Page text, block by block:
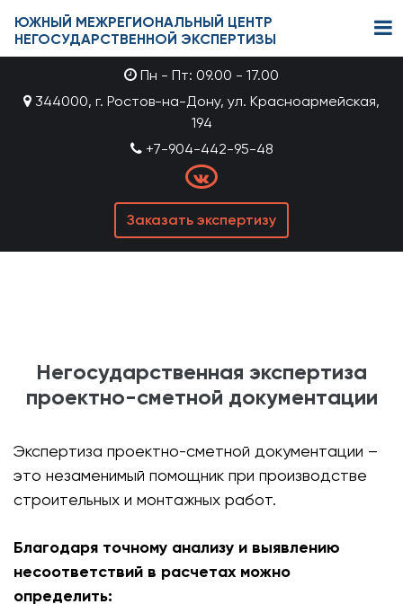
ЮЖНЫЙ МЕЖРЕГИОНАЛЬНЫЙ ЦЕНТР
НЕГОСУДАРСТВЕННОЙ ЭКСПЕРТИЗЫ
Пн - Пт: 09.00 - 17.00
344000, г. Ростов-на-Дону, ул. Красноармейская,
194
+7-904-442-95-48
Заказать экспертизу
Негосударственная экспертиза
проектно-сметной документации
Экспертиза проектно-сметной документации –
это незаменимый помощник при производстве
строительных и монтажных работ.
Благодаря точному анализу и выявлению
несоответствий в расчетах можно
определить: